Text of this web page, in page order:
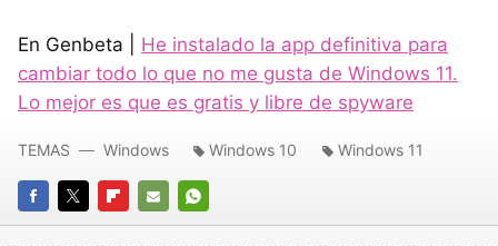
En Genbeta | He instalado la app definitiva para
cambiar todo lo que no me gusta de Windows 11.
Lo mejor es que es gratis y libre de spyware
FACEBOOK
TWITTERFLIPBOARD
E-
WHATSAPP
TEMAS Windows Windows 10 Windows 11